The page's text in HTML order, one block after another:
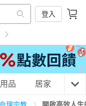
登入
品 居家 3C